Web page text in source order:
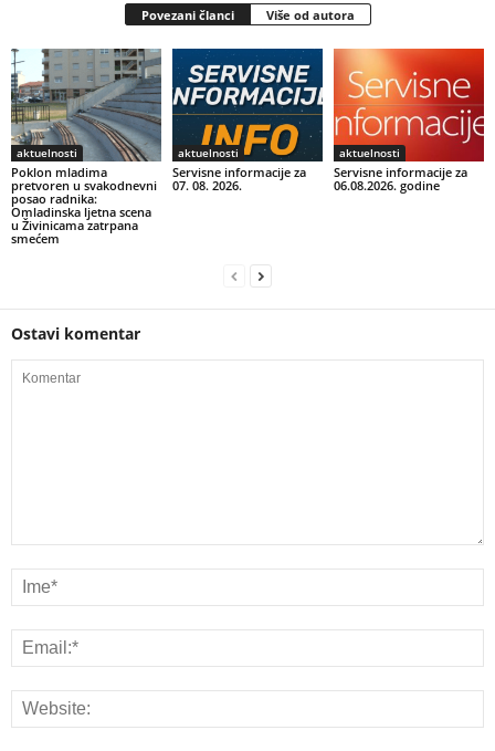
Povezani članci Više od autora
aktuelnosti
Poklon mladima
pretvoren u svakodnevni
posao radnika:
Omladinska ljetna scena
u Živinicama zatrpana
smećem
aktuelnosti
Servisne informacije za
07. 08. 2026.
aktuelnosti
Servisne informacije za
06.08.2026. godine
Ostavi komentar